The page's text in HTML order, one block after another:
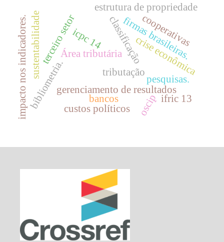
classificação
Área tributária
tributação
gerenciamento de resultados
estrutura de propriedade
firmas brasileiras.
bibliometria. bancos
crise econômica
impacto nos indicadores. pesquisas.
terceiro setor
oscip
sustentabilidade
custos políticos
ifric 13
icpc 14 cooperativas